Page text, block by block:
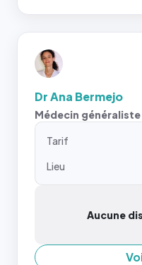
Dr Ana Bermejo
Médecin généraliste
Tarif
Lieu
Aucune